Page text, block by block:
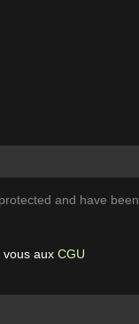
and have been
vous aux CGU